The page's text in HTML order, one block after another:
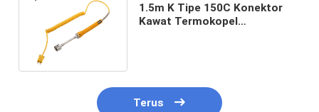
1.5m K Tipe 150C Konektor
Kawat Termokopel
Terus